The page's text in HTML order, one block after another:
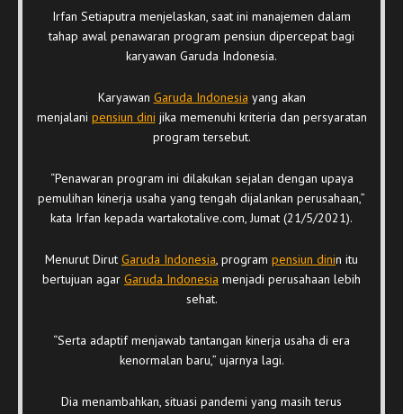
Irfan Setiaputra menjelaskan, saat ini manajemen dalam
tahap awal penawaran program pensiun dipercepat bagi
karyawan Garuda Indonesia.
Karyawan Garuda Indonesia yang akan
menjalani pensiun dini jika memenuhi kriteria dan persyaratan
program tersebut.
“Penawaran program ini dilakukan sejalan dengan upaya
pemulihan kinerja usaha yang tengah dijalankan perusahaan,”
kata Irfan kepada wartakotalive.com, Jumat (21/5/2021).
Menurut Dirut Garuda Indonesia , program pensiun dinin itu
bertujuan agar Garuda Indonesia menjadi perusahaan lebih
sehat.
“Serta adaptif menjawab tantangan kinerja usaha di era
kenormalan baru,” ujarnya lagi.
Dia menambahkan, situasi pandemi yang masih terus